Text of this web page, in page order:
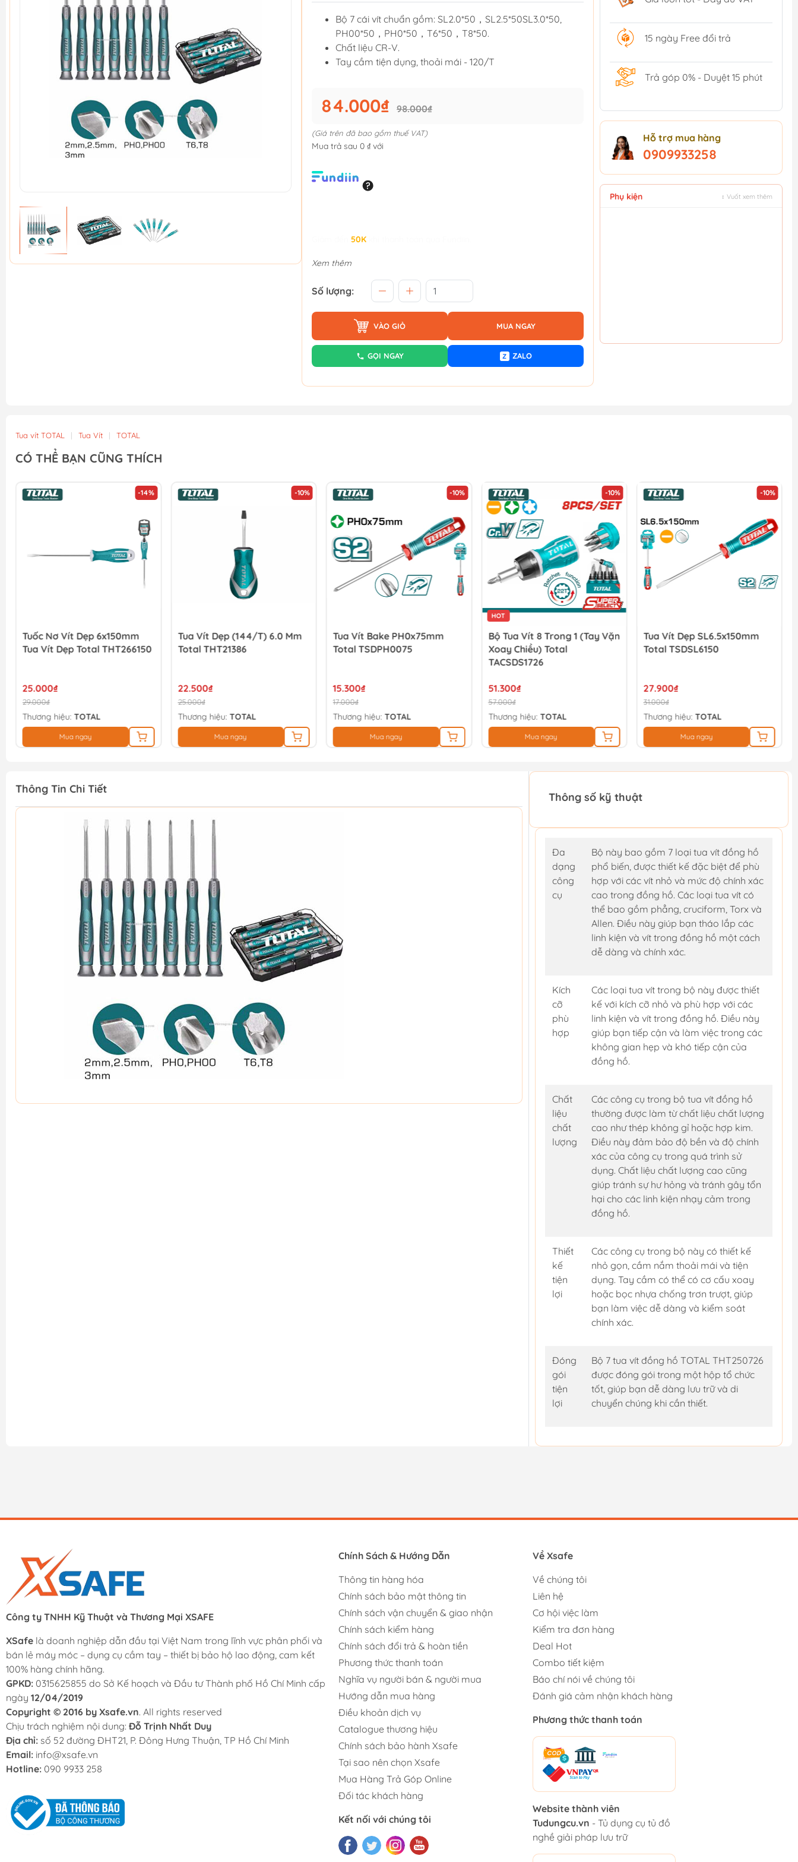
Bộ 7 cái vít chuẩn gồm: SL2.0*50，SL2.5*50SL3.0*50,
PH00*50，PH0*50，T6*50，T8*50.
Chất liệu CR-V.
Tay cầm tiện dụng, thoải mái - 120/T
84.000₫ 98.000₫
(Giá trên đã bao gồm thuế VAT)
Mua trả sau 0 ₫ với
50K
Xem thêm
Số lượng:
VÀO GIỎ MUA NGAY
GỌI NGAY Z ZALO
15 ngày Free đổi trả
Trả góp 0% - Duyệt 15 phút
Hỗ trợ mua hàng
0909933258
Phụ kiện ↕ Vuốt xem thêm
Tua vít TOTAL | Tua Vít | TOTAL
CÓ THỂ BẠN CŨNG THÍCH
-14%
Tuốc Nơ Vít Dẹp 6x150mm
Tua Vít Dẹp Total THT266150
25.000₫
29.000₫
Thương hiệu: TOTAL
Mua ngay
-10%
Tua Vít Dẹp (144/T) 6.0 Mm
Total THT21386
22.500₫
25.000₫
Thương hiệu: TOTAL
Mua ngay
-10%
Tua Vít Bake PH0x75mm
Total TSDPH0075
15.300₫
17.000₫
Thương hiệu: TOTAL
Mua ngay
-10%
HOT
Bộ Tua Vít 8 Trong 1 (tay Vặn
Xoay Chiều) Total
TACSDS1726
51.300₫
57.000₫
Thương hiệu: TOTAL
Mua ngay
-10%
Tua Vít Dẹp SL6.5x150mm
Total TSDSL6150
27.900₫
31.000₫
Thương hiệu: TOTAL
Mua ngay
Thông Tin Chi Tiết
Thông số kỹ thuật
Đa
dạng
công
cụ
Bộ này bao gồm 7 loại tua vít đồng hồ
phổ biến, được thiết kế đặc biệt để phù
hợp với các vít nhỏ và mức độ chính xác
cao trong đồng hồ. Các loại tua vít có
thể bao gồm phẳng, cruciform, Torx và
Allen. Điều này giúp bạn tháo lắp các
linh kiện và vít trong đồng hồ một cách
dễ dàng và chính xác.
Kích
cỡ
phù
hợp
Các loại tua vít trong bộ này được thiết
kế với kích cỡ nhỏ và phù hợp với các
linh kiện và vít trong đồng hồ. Điều này
giúp bạn tiếp cận và làm việc trong các
không gian hẹp và khó tiếp cận của
đồng hồ.
Chất
liệu
chất
lượng
Các công cụ trong bộ tua vít đồng hồ
thường được làm từ chất liệu chất lượng
cao như thép không gỉ hoặc hợp kim.
Điều này đảm bảo độ bền và độ chính
xác của công cụ trong quá trình sử
dụng. Chất liệu chất lượng cao cũng
giúp tránh sự hư hỏng và tránh gây tổn
hại cho các linh kiện nhạy cảm trong
đồng hồ.
Thiết
kế
tiện
lợi
Các công cụ trong bộ này có thiết kế
nhỏ gọn, cầm nắm thoải mái và tiện
dụng. Tay cầm có thể có cơ cấu xoay
hoặc bọc nhựa chống trơn trượt, giúp
bạn làm việc dễ dàng và kiểm soát
chính xác.
Đóng
gói
tiện
lợi
Bộ 7 tua vít đồng hồ TOTAL THT250726
được đóng gói trong một hộp tổ chức
tốt, giúp bạn dễ dàng lưu trữ và di
chuyển chúng khi cần thiết.
Công ty TNHH Kỹ Thuật và Thương Mại XSAFE
XSafe là doanh nghiệp dẫn đầu tại Việt Nam trong lĩnh vực phân phối và
bán lẻ máy móc – dụng cụ cầm tay – thiết bị bảo hộ lao động, cam kết
100% hàng chính hãng.
GPKD: 0315625855 do Sở Kế hoạch và Đầu tư Thành phố Hồ Chí Minh cấp
ngày 12/04/2019
Copyright © 2016 by Xsafe.vn. All rights reserved
Chịu trách nghiệm nội dung: Đỗ Trịnh Nhất Duy
Địa chỉ: số 52 đường ĐHT21, P. Đông Hưng Thuận, TP Hồ Chí Minh
Email: info@xsafe.vn
Hotline: 090 9933 258
Chính Sách & Hướng Dẫn
Thông tin hàng hóa
Chính sách bảo mật thông tin
Chính sách vận chuyển & giao nhận
Chính sách kiểm hàng
Chính sách đổi trả & hoàn tiền
Phương thức thanh toán
Nghĩa vụ người bán & người mua
Hướng dẫn mua hàng
Điều khoản dịch vụ
Catalogue thương hiệu
Chính sách bảo hành Xsafe
Tại sao nên chọn Xsafe
Mua Hàng Trả Góp Online
Đối tác khách hàng
Kết nối với chúng tôi
Về Xsafe
Về chúng tôi
Liên hệ
Cơ hội việc làm
Kiểm tra đơn hàng
Deal Hot
Combo tiết kiệm
Báo chí nói về chúng tôi
Đánh giá cảm nhận khách hàng
Phương thức thanh toán
Website thành viên
Tudungcu.vn - Tủ dụng cụ tủ đồ
nghề giải pháp lưu trữ